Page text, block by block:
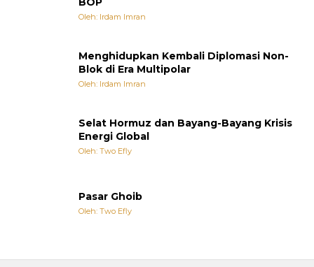
Oleh: Irdam Imran
Menghidupkan Kembali Diplomasi Non-
Blok di Era Multipolar
Oleh: Irdam Imran
Selat Hormuz dan Bayang-Bayang Krisis
Energi Global
Oleh: Two Efly
Pasar Ghoib
Oleh: Two Efly